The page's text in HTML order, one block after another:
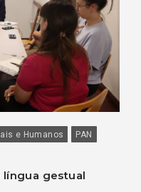
e Humanos
PAN
língua gestual